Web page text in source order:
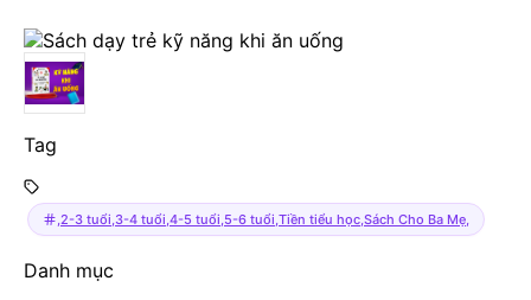
Tag
,2-3 tuổi,3-4 tuổi,4-5 tuổi,5-6 tuổi,Tiền tiểu học,Sách Cho Ba Mẹ,
Danh mục